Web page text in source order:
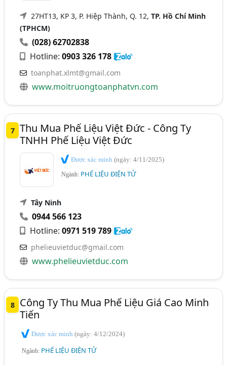
27HT13, KP 3, P. Hiệp Thành, Q. 12,TP. Hồ Chí Minh
(TPHCM)
(028) 62702838
Hotline:0903 326 178
toanphat.xlmt@gmail.com
www.moitruongtoanphatvn.com
7 Thu Mua Phế Liệu Việt Đức - Công Ty
TNHH Phế Liệu Việt Đức
Được xác minh(ngày: 4/11/2025)
Ngành: PHẾ LIỆU ĐIỆN TỬ
Tây Ninh
0944 566 123
Hotline:0971 519 789
phelieuvietduc@gmail.com
www.phelieuvietduc.com
8
Công Ty Thu Mua Phế Liệu Giá Cao Minh
Tiến
Được xác minh(ngày: 4/12/2024)
Ngành: PHẾ LIỆU ĐIỆN TỬ